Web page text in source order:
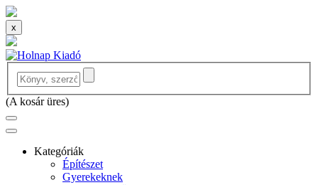
x
(A kosár üres)
Kategóriák
Építészet
Gyerekeknek